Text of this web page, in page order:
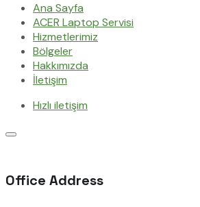
Ana Sayfa
ACER Laptop Servisi
Hizmetlerimiz
Bölgeler
Hakkımızda
İletişim
Hızlı iletişim
Office Address